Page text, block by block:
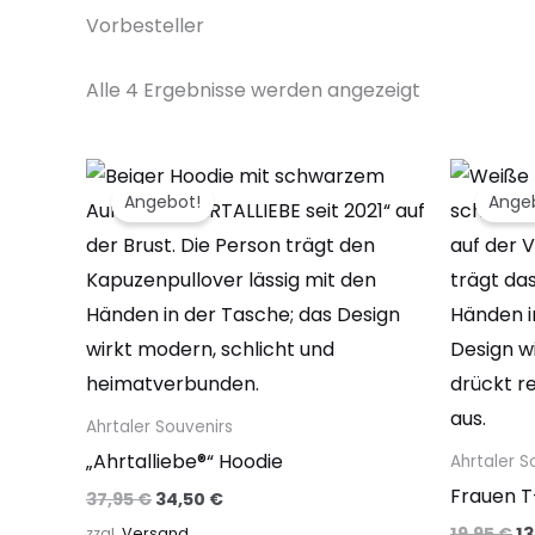
Vorbesteller
Alle 4 Ergebnisse werden angezeigt
Angebot!
Ahrtaler Souvenirs
„Ahrtalliebe®“ Hoodie
37,95€
Ursprünglicher
Preis
war:
37,95 €
34,50 €
Aktueller
Preis
ist:
Dieses
Produkt
weist
mehrere
Varianten
auf.
Ahrtaler
Frauen